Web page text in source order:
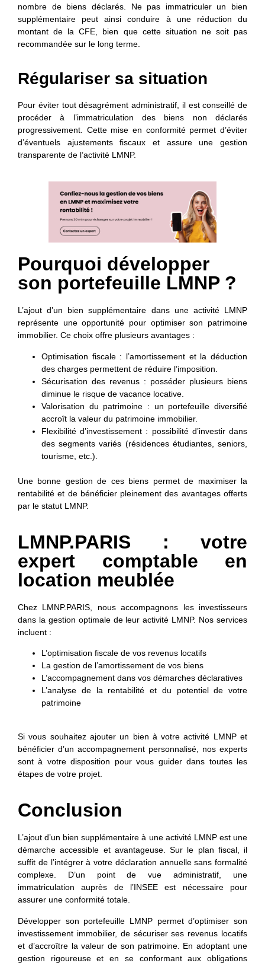
nombre de biens déclarés. Ne pas immatriculer un bien
supplémentaire peut ainsi conduire à une réduction du
montant de la CFE, bien que cette situation ne soit pas
recommandée sur le long terme.
Régulariser sa situation
Pour éviter tout désagrément administratif, il est conseillé de
procéder à l’immatriculation des biens non déclarés
progressivement. Cette mise en conformité permet d’éviter
d’éventuels ajustements fiscaux et assure une gestion
transparente de l’activité LMNP.
Pourquoi développer
son portefeuille LMNP ?
L’ajout d’un bien supplémentaire dans une activité LMNP
représente une opportunité pour optimiser son patrimoine
immobilier. Ce choix offre plusieurs avantages :
Optimisation fiscale: l’amortissement et la déduction
des charges permettent de réduire l’imposition.
Sécurisation des revenus : posséder plusieurs biens
diminue le risque de vacance locative.
Valorisation du patrimoine : un portefeuille diversifié
accroît la valeur du patrimoine immobilier.
Flexibilité d’investissement : possibilité d’investir dans
des segments variés (résidences étudiantes, seniors,
tourisme, etc.).
Une bonne gestion de ces biens permet de maximiser la
rentabilité et de bénéficier pleinement des avantages offerts
par le statut LMNP.
LMNP.PARIS : votre
expert comptable en
location meublée
Chez LMNP.PARIS, nous accompagnons les investisseurs
dans la gestion optimale de leur activité LMNP. Nos services
incluent :
L’optimisation fiscale de vos revenus locatifs
La gestion de l’amortissement de vos biens
L’accompagnement dans vos démarches déclaratives
L’analyse de la rentabilité et du potentiel de votre
patrimoine
Si vous souhaitez ajouter un bien à votre activité LMNP et
bénéficier d’un accompagnement personnalisé, nos experts
sont à votre disposition pour vous guider dans toutes les
étapes de votre projet.
Conclusion
L’ajout d’un bien supplémentaire à une activité LMNP est une
démarche accessible et avantageuse. Sur le plan fiscal, il
suffit de l’intégrer à votre déclaration annuelle sans formalité
complexe. D’un point de vue administratif, une
immatriculation auprès de l’INSEE est nécessaire pour
assurer une conformité totale.
Développer son portefeuille LMNP permet d’optimiser son
investissement immobilier, de sécuriser ses revenus locatifs
et d’accroître la valeur de son patrimoine. En adoptant une
gestion rigoureuse et en se conformant aux obligations